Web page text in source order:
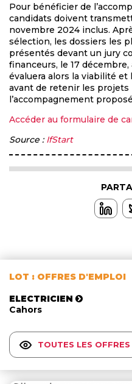
Pour bénéficier de
candidats doivent
novembre 2024 inclus.
sélection, les dossiers les
présentés devant un jury
financeurs, le 17
évaluera alors la viabilité
avant de retenir les projets
l’accompagnement
Accéder au formulaire de
Source :IfStart
LOT : OFFRES D'EMPLOI
ELECTRICIEN
Cahors
TOUTES LES OFFRES